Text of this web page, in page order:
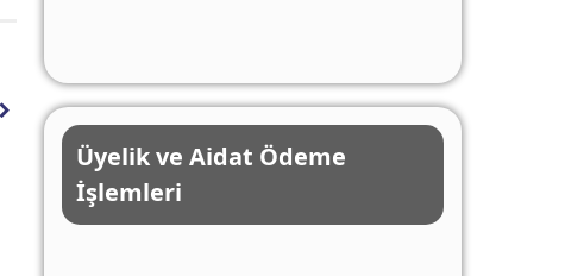
Üyelik ve Aidat Ödeme
İşlemleri